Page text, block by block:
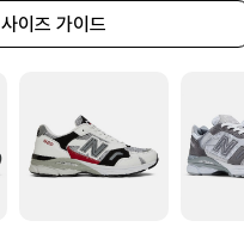
사이즈 가이드